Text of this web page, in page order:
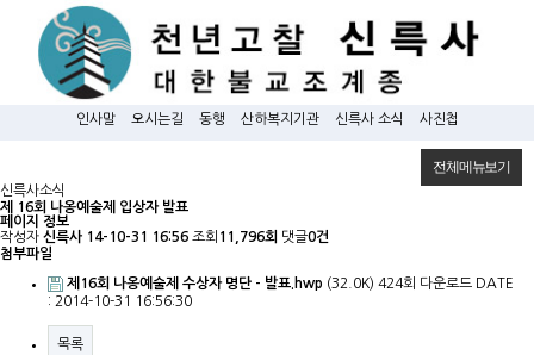
인사말 오시는길 동행 산하복지기관 신륵사 소식 사진첩
전체메뉴보기
신륵사소식
제 16회 나옹예술제 입상자 발표
페이지 정보
작성자 신륵사 14-10-31 16:56 조회 11,796회 댓글0건
첨부파일
제16회 나옹예술제 수상자 명단 - 발표.hwp (32.0K) 424회 다운로드 DATE
: 2014-10-31 16:56:30
목록